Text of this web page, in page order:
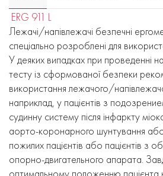
ERG 911 L
Лежачі/напівлежачі безпечні
спеціально розроблені для
У деяких випадках при проведенні
тесту із сформованої безпеки
використання лежачого/
наприклад, у пацієнтів з
судинну систему після інфаркту
аорто-коронарного шунтування
пожилих пацієнтів або пацієнтів з
опорно-двигательного апарата.